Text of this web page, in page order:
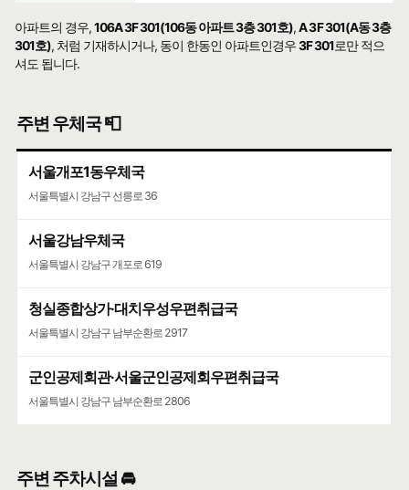
아파트의 경우,106A 3F 301(106동 아파트 3층 301호),A 3F 301(A동 3층
301호), 처럼 기재하시거나, 동이 한동인 아파트인경우3F 301로만 적으
셔도 됩니다.
주변 우체국 📮
서울개포1동우체국
서울특별시 강남구 선릉로 36
서울강남우체국
서울특별시 강남구 개포로 619
청실종합상가·대치우성우편취급국
서울특별시 강남구 남부순환로 2917
군인공제회관·서울군인공제회우편취급국
서울특별시 강남구 남부순환로 2806
주변 주차시설 🚘